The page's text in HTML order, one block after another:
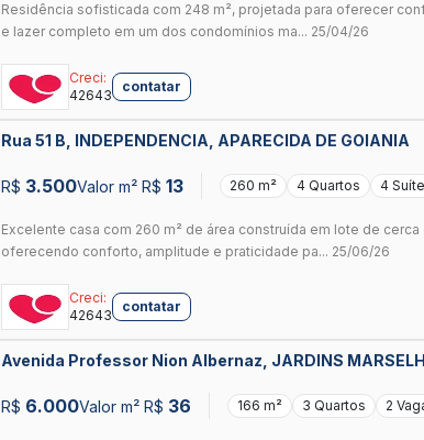
Residência sofisticada com 248 m², projetada para oferecer
e lazer completo em um dos condomínios ma... 25/04/26
Creci:
42643
contatar
Rua 51 B, INDEPENDENCIA, APARECIDA DE GOIANIA
R$ 3.500Valor m² R$ 13 260 m² 4 Quartos 4
Excelente casa com 260 m² de área construída em lote de cerca
oferecendo conforto, amplitude e praticidade pa... 25/06/26
Creci:
42643
contatar
Avenida Professor Nion Albernaz, JARDINS
R$ 6.000Valor m² R$ 36 166 m² 3 Quartos 2